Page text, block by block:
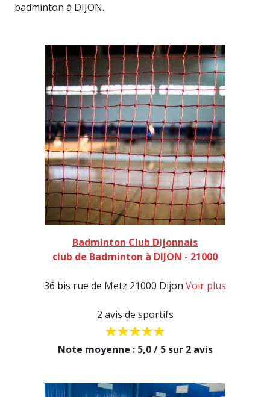
badminton à DIJON.
Badminton Club Dijonnais
club de Badminton à DIJON - 21000
36 bis rue de Metz 21000 Dijon Voir plus
2 avis de sportifs
Note moyenne : 5,0 / 5 sur 2 avis